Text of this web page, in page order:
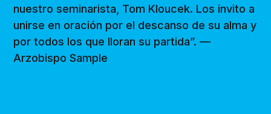
nuestro seminarista, Tom Kloucek. Los invito a
unirse en oración por el descanso de su alma y
por todos los que lloran su partida”. —
Arzobispo Sample